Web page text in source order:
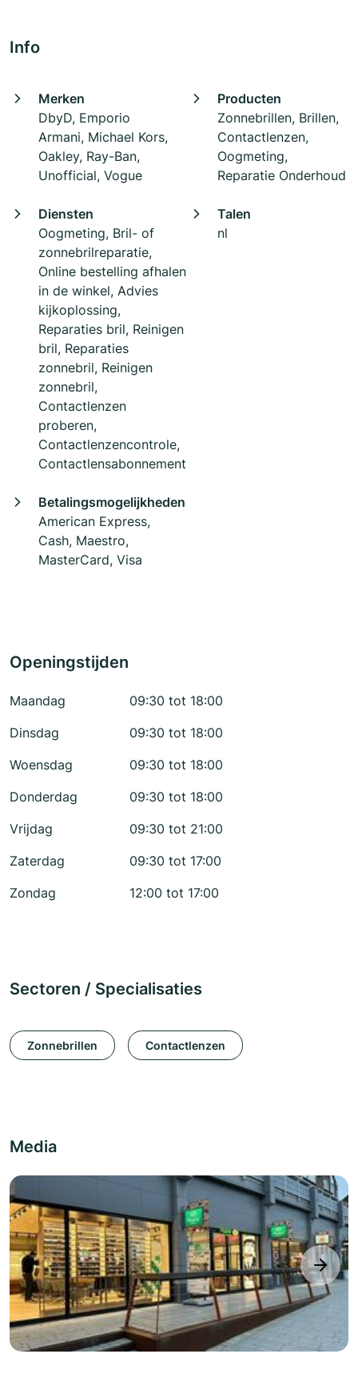
Info
Merken
DbyD, Emporio
Armani, Michael Kors,
Oakley, Ray-Ban,
Unofficial, Vogue
Producten
Zonnebrillen, Brillen,
Contactlenzen,
Oogmeting,
Reparatie Onderhoud
Diensten
Oogmeting, Bril- of
zonnebrilreparatie,
Online bestelling afhalen
in de winkel, Advies
kijkoplossing,
Reparaties bril, Reinigen
bril, Reparaties
zonnebril, Reinigen
zonnebril,
Contactlenzen
proberen,
Contactlenzencontrole,
Contactlensabonnement
Talen
nl
Betalingsmogelijkheden
American Express,
Cash, Maestro,
MasterCard, Visa
Openingstijden
Maandag
09:30 tot 18:00
Dinsdag
09:30 tot 18:00
Woensdag
09:30 tot 18:00
Donderdag
09:30 tot 18:00
Vrijdag
09:30 tot 21:00
Zaterdag
09:30 tot 17:00
Zondag
12:00 tot 17:00
Sectoren / Specialisaties
Zonnebrillen Contactlenzen
Media
next